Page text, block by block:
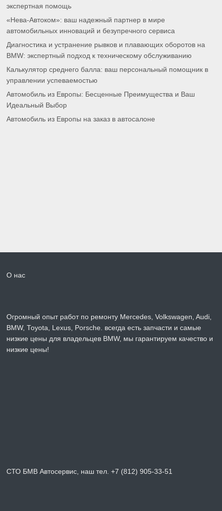
экспертная помощь
«Нева-Автоком»: ваш надежный партнер в мире
автомобильных инноваций и безупречного сервиса
Диагностика и устранение рывков и плавающих оборотов на
BMW: экспертный подход к техническому обслуживанию
Калькулятор среднего балла: ваш персональный помощник в
управлении успеваемостью
Автомобиль из Европы: Бесценные Преимущества и Ваш
Идеальный Выбор
Автомобиль из Европы на заказ в автосалоне
О нас
Огромный опыт работ по ремонту Mercedes, Volkswagen, Audi,
BMW, Toyota, Lexus, Porsche. всегда есть запчасти и самые
низкие цены для владельцев BMW, мы гарантируем качество и
низкие цены!
СТО БМВ Автосервис, наш тел. +7 (812) 905-33-51